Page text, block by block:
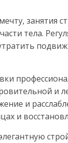
занятия
тела.
и
и
и